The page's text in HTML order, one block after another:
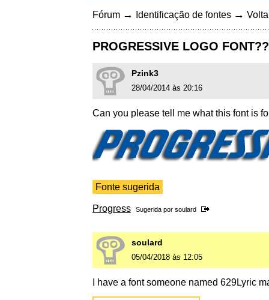
Fórum → Identificação de fontes →
PROGRESSIVE LOGO FONT??
Pzink3
28/04/2014 às 20:16
Can you please tell me what this font is
Fonte sugerida
Progress Sugerida por soulard
soulard
05/04/2018 às 12:05
I have a font someone named 629Lyric